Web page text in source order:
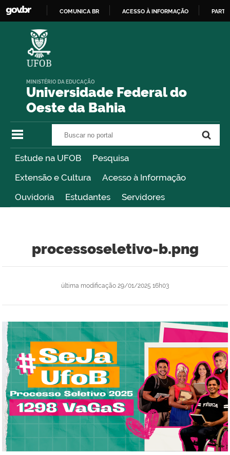
COMUNICA BR ACESSO À INFORMAÇÃO
Universidade Federal do
Oeste da Bahia
MINISTÉRIO DA EDUCAÇÃO
Estude na UFOB
Pesquisa
Extensão e Cultura
Acesso à Informação
Ouvidoria
Estudantes Servidores
processoseletivo-b.png
última modificação 29/01/2025 16h03